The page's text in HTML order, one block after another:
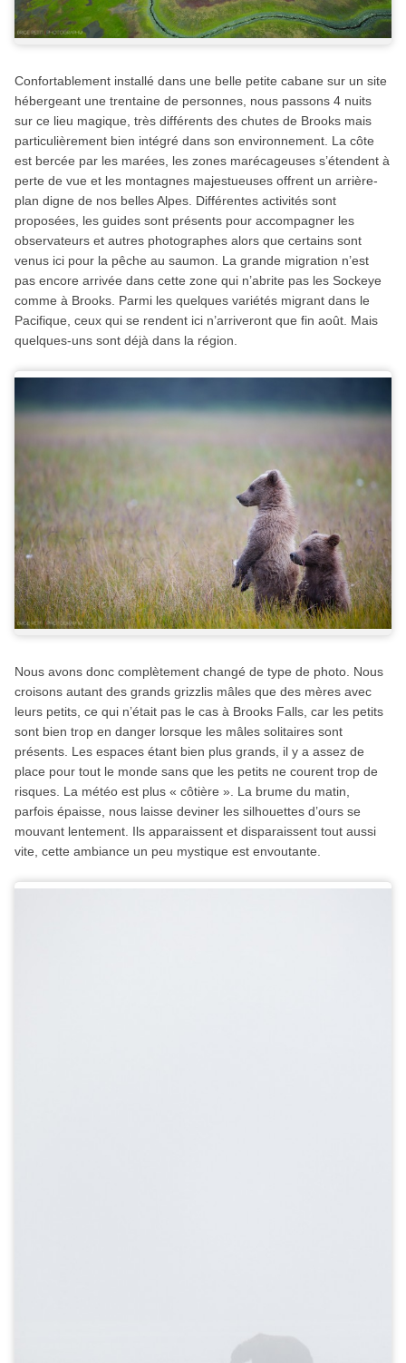
Confortablement installé dans une belle petite cabane sur un site
hébergeant une trentaine de personnes, nous passons 4 nuits
sur ce lieu magique, très différents des chutes de Brooks mais
particulièrement bien intégré dans son environnement. La côte
est bercée par les marées, les zones marécageuses s’étendent à
perte de vue et les montagnes majestueuses offrent un arrière-
plan digne de nos belles Alpes. Différentes activités sont
proposées, les guides sont présents pour accompagner les
observateurs et autres photographes alors que certains sont
venus ici pour la pêche au saumon. La grande migration n’est
pas encore arrivée dans cette zone qui n’abrite pas les Sockeye
comme à Brooks. Parmi les quelques variétés migrant dans le
Pacifique, ceux qui se rendent ici n’arriveront que fin août. Mais
quelques-uns sont déjà dans la région.
Nous avons donc complètement changé de type de photo. Nous
croisons autant des grands grizzlis mâles que des mères avec
leurs petits, ce qui n’était pas le cas à Brooks Falls, car les petits
sont bien trop en danger lorsque les mâles solitaires sont
présents. Les espaces étant bien plus grands, il y a assez de
place pour tout le monde sans que les petits ne courent trop de
risques. La météo est plus « côtière ». La brume du matin,
parfois épaisse, nous laisse deviner les silhouettes d’ours se
mouvant lentement. Ils apparaissent et disparaissent tout aussi
vite, cette ambiance un peu mystique est envoutante.